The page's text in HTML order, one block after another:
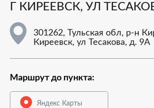
Г КИРЕЕВСК, УЛ
301262, Тульская обл, р-н
Киреевск, ул Тесакова, д. 9А
Маршрут до пункта:
Яндекс Карты